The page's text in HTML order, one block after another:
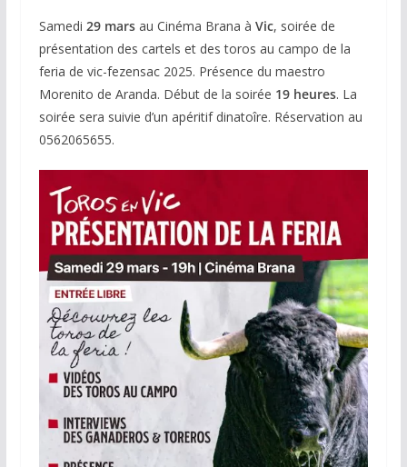
Samedi 29 marsau Cinéma Brana à Vic, soirée de
présentation des cartels et des toros au campo de la
feria de vic-fezensac 2025. Présence du maestro
Morenito de Aranda. Début de la soirée 19 heures. La
soirée sera suivie d’un apéritif dinatoîre. Réservation au
0562065655.